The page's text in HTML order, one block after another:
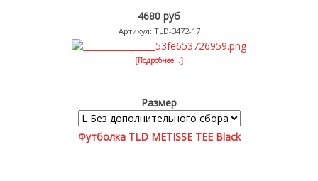
4680 руб
Артикул: TLD-3472-17
[Подробнее...]
Размер
Футболка TLD METISSE TEE Black